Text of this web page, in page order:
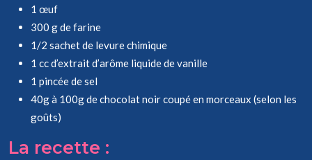
1 œuf
300 g de farine
1/2 sachet de levure chimique
1 cc d’extrait d’arôme liquide de vanille
1 pincée de sel
40g à 100g de chocolat noir coupé en morceaux (selon les
goûts)
La recette :